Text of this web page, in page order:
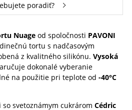
poradiť?
Nuageod spoločnosti PAVONI
tortu s nadčasovým
z kvalitného silikónu. Vysoká
dokonalé vyberanie
na použitie pri teplote od -40°C
svetoznámym cukrárom Cédric